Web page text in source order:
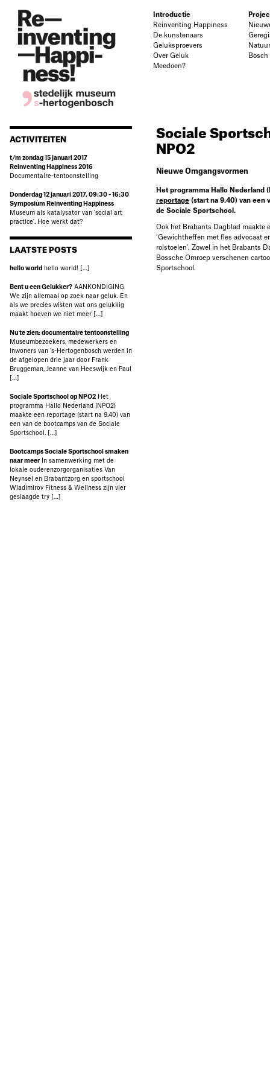
Introductie
Reinventing Happiness
De kunstenaars
Geluksproevers
Over Geluk
Meedoen?
Bosch
ACTIVITEITEN
t/m zondag 15 januari 2017
Reinventing Happiness 2016
Documentaire-tentoonstelling
Donderdag 12 januari 2017, 09:30 - 16:30
Symposium Reinventing Happiness
Museum als katalysator van 'social art
practice'. Hoe werkt dat?
LAATSTE POSTS
hello world hello world! […]
Bent u een Gelukker? AANKONDIGING
We zijn allemaal op zoek naar geluk. En
als we precies wisten wat ons gelukkig
maakt hoeven we niet meer […]
Nu te zien: documentaire tentoonstelling
Museumbezoekers, medewerkers en
inwoners van 's-Hertogenbosch werden in
de afgelopen drie jaar door Frank
Bruggeman, Jeanne van Heeswijk en Paul
[…]
Sociale Sportschool op NPO2 Het
programma Hallo Nederland (NPO2)
maakte een reportage (start na 9.40) van
een van de bootcamps van de Sociale
Sportschool. […]
Bootcamps Sociale Sportschool smaken
naar meer
In samenwerking met de
lokale ouderenzorgorganisaties Van
Neynsel en Brabantzorg en sportschool
Wladimirov Fitness & Wellness zijn vier
geslaagde try […]
Sociale
NPO2
Nieuwe Omgangsvormen
Het programma Hallo Nederland
reportage (start na 9.40) van een
de Sociale Sportschool.
Ook het Brabants Dagblad maakte
‘Gewichtheffen met fles advocaat
rolstoelen'. Zowel in het Brabants
Bossche Omroep verschenen
Sportschool.